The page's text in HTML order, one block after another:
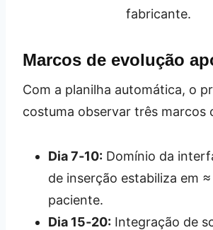
fabricante.
Marcos de evolução
Com a planilha automática, o
costuma observar três marcos
Dia 7‑10: Domínio da
de inserção estabiliza em ≈
paciente.
Dia 15‑20: Integração de